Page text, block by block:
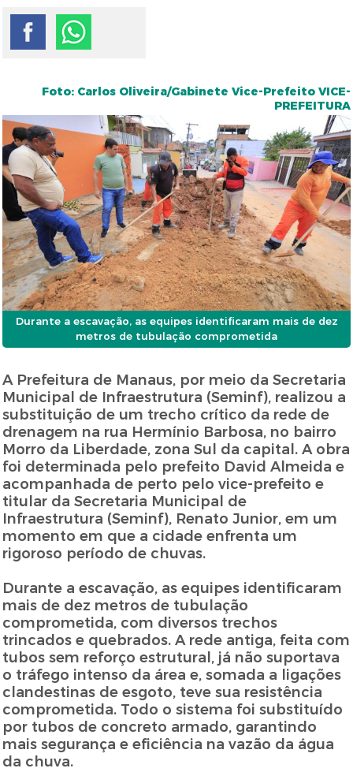
Foto: Carlos Oliveira/Gabinete Vice-Prefeito VICE-
PREFEITURA
Durante a escavação, as equipes identificaram mais de dez
metros de tubulação comprometida
A Prefeitura de Manaus, por meio da Secretaria
Municipal de Infraestrutura (Seminf), realizou a
substituição de um trecho crítico da rede de
drenagem na rua Hermínio Barbosa, no bairro
Morro da Liberdade, zona Sul da capital. A obra
foi determinada pelo prefeito David Almeida e
acompanhada de perto pelo vice-prefeito e
titular da Secretaria Municipal de
Infraestrutura (Seminf), Renato Junior, em um
momento em que a cidade enfrenta um
rigoroso período de chuvas.
Durante a escavação, as equipes identificaram
mais de dez metros de tubulação
comprometida, com diversos trechos
trincados e quebrados. A rede antiga, feita com
tubos sem reforço estrutural, já não suportava
o tráfego intenso da área e, somada a ligações
clandestinas de esgoto, teve sua resistência
comprometida. Todo o sistema foi substituído
por tubos de concreto armado, garantindo
mais segurança e eficiência na vazão da água
da chuva.